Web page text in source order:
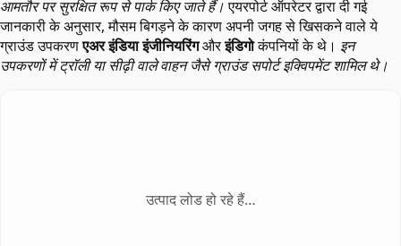
आमतौर पर सुरक्षित रूप से पार्क किए जाते हैं।एयरपोर्ट ऑपरेटर द्वारा दी गई
जानकारी के अनुसार, मौसम बिगड़ने के कारण अपनी जगह से खिसकने वाले ये
ग्राउंड उपकरणएअर इंडिया इंजीनियरिंगऔरइंडिगोकंपनियों के थे। इन
उपकरणों में ट्रॉली या सीढ़ी वाले वाहन जैसे ग्राउंड सपोर्ट इक्विपमेंट शामिल थे।
उत्पाद लोड हो रहे हैं…